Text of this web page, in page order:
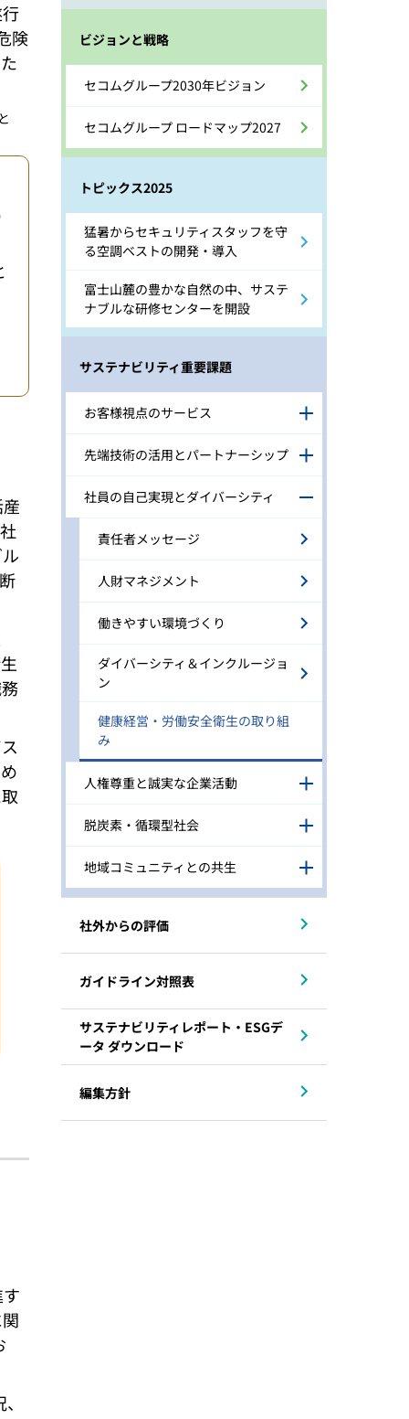
険
ビジョンと戦略
セコムグループ2030年ビジョン
セコムグループ ロードマップ2027
トピックス2025
猛暑からセキュリティスタッフを守
る空調ベストの開発・導入
富士山麓の豊かな自然の中、サステ
ナブルな研修センターを開設
サステナビリティ重要課題
お客様視点のサービス
先端技術の活用とパートナーシップ
社員の自己実現とダイバーシティ
責任者メッセージ
人財マネジメント
働きやすい環境づくり
ダイバーシティ＆インクルージョ
ン
健康経営・労働安全衛生の取り組
み
人権尊重と誠実な企業活動
脱炭素・循環型社会
地域コミュニティとの共生
社外からの評価
ガイドライン対照表
サステナビリティレポート・ESGデ
ータ ダウンロード
編集方針